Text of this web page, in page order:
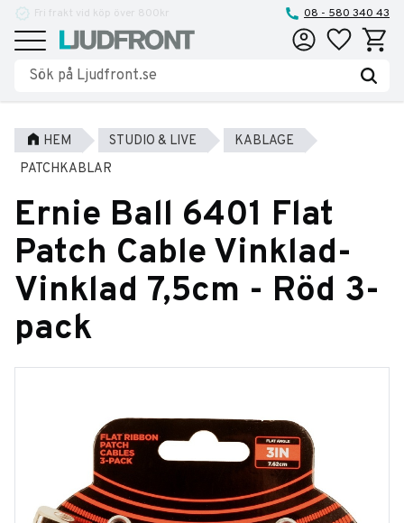
Meny
Reparationer och service 08 - 580 340 43
Favoriter
HEM STUDIO & LIVE
KABLAGE
PATCHKABLAR
Ernie Ball 6401 Flat
Patch Cable Vinklad-
Vinklad 7,5cm - Röd 3-
pack